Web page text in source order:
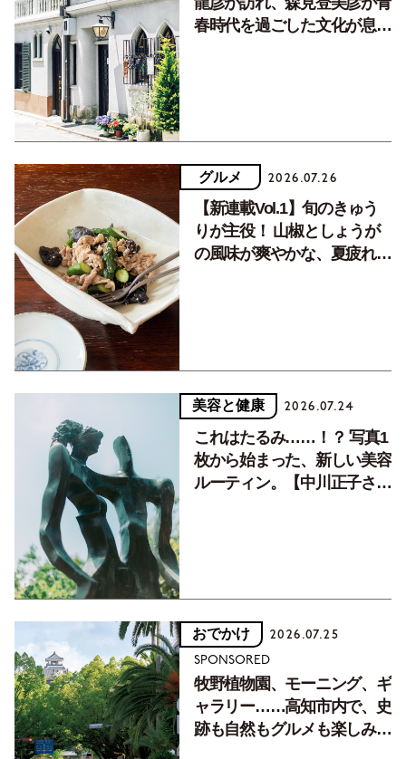
春時代を過ごした文化が息づ
グルメ 2026.07.26
【新連載Vol.1】旬のきゅう
りが主役！ 山椒としょうが
の風味が爽やかな、夏疲れを
美容と健康 2026.07.24
これはたるみ……！？ 写真1
枚から始まった、新しい美容
ルーティン。【中川正子さん
おでかけ 2026.07.25
SPONSORED
牧野植物園、モーニング、ギ
ャラリー……高知市内で、史
跡も自然もグルメも楽しみ尽